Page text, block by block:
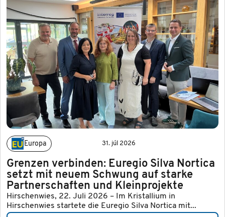
Europa 31. júl 2026
Grenzen verbinden: Euregio Silva Nortica
setzt mit neuem Schwung auf starke
Partnerschaften und Kleinprojekte
Hirschenwies, 22. Juli 2026 – Im Kristallium in
Hirschenwies startete die Euregio Silva Nortica mit...